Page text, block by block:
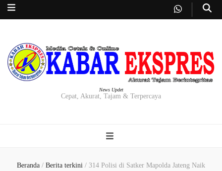
News Updet
Cepat, Akurat, Tajam & Terpercaya
Beranda / Berita terkini / 314 Polisi di Satker Mapolda Jateng Naik